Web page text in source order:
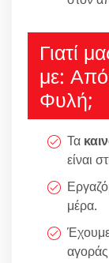
Γιατί
με:
Φυλή;
Τα
είναι
μέρα.
Έχουμε